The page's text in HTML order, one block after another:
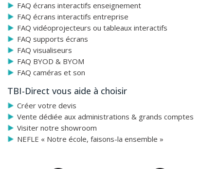
FAQ écrans interactifs enseignement
FAQ écrans interactifs entreprise
FAQ vidéoprojecteurs ou tableaux interactifs
FAQ supports écrans
FAQ visualiseurs
FAQ BYOD & BYOM
FAQ caméras et son
TBI-Direct vous aide à choisir
Créer votre devis
Vente dédiée aux administrations & grands comptes
Visiter notre showroom
NEFLE « Notre école, faisons-la ensemble »